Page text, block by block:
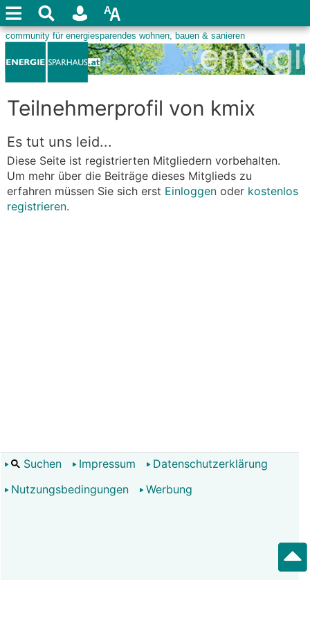
Teilnehmerprofil von kmix
Es tut uns leid...
Diese Seite ist registrierten Mitgliedern vorbehalten.
Um mehr über die Beiträge dieses Mitglieds zu
erfahren müssen Sie sich erst Einloggen oder kostenlos
registrieren.
Suchen Impressum
Datenschutzerklärung
Nutzungsbedingungen
Werbung